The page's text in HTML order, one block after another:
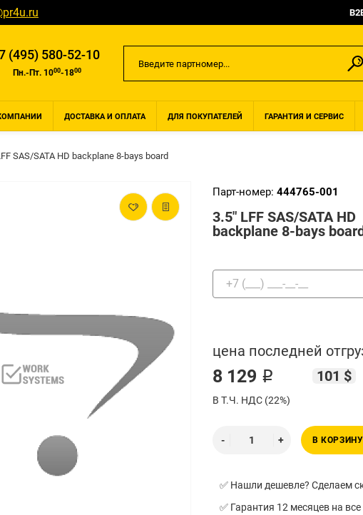
(495) 580-52-10
Пн.-Пт. 1000-1800
ДОСТАВКА И ОПЛАТА ДЛЯ ПОКУПАТЕЛЕЙ ГАРАНТИЯ И СЕРВИС
SAS/SATA HD backplane 8-bays board
Парт-номер: 444765-001
3.5" LFF SAS/SATA HD
backplane 8-bays
цена последней
8 129 ₽ 101 $
В Т.Ч. НДС (22%)
В КОРЗИНУ
✅ Нашли дешевле? Сделаем
✅ Гарантия 12 месяцев на